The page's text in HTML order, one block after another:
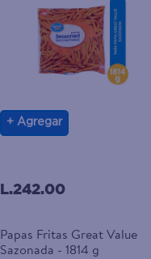
Agregar
L.242.00
Papas Fritas Great Value
Sazonada - 1814 g